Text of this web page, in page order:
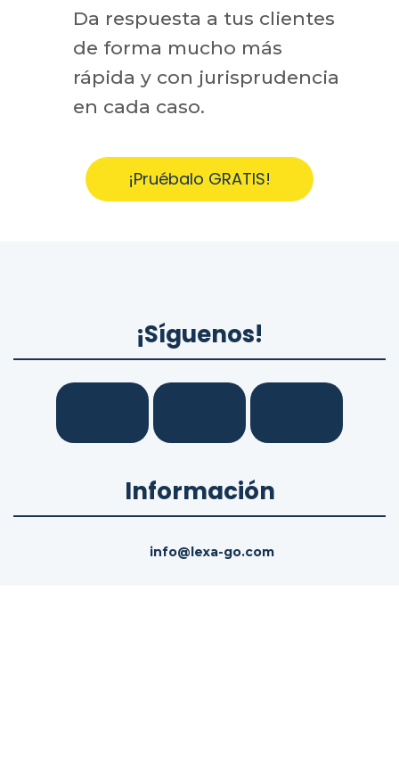
Da respuesta a tus clientes
de forma mucho más
rápida y con jurisprudencia
en cada caso.
¡Pruébalo GRATIS!
¡Síguenos!
Información
info@lexa-go.com